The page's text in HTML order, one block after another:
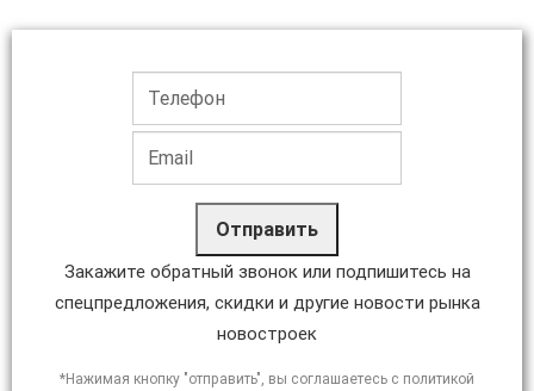
Отправить
Закажите обратный звонок или подпишитесь на
спецпредложения, скидки и другие новости рынка
новостроек
*Нажимая кнопку "отправить", вы соглашаетесь с политикой